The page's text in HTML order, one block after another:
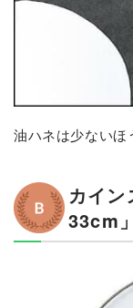
油ハネは少ないほ
カイ
33cm」